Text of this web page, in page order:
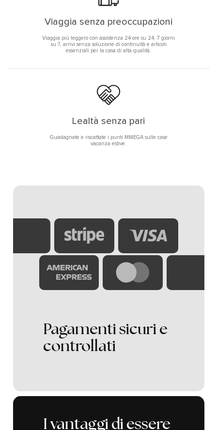
Viaggia senza preoccupazioni
Viaggia più leggero con assistenza 24 ore su 24, 7 giorni
su 7, arrivi senza soluzione di continuità e articoli
essenziali per la casa di alta qualità.
Lealtà senza pari
Guadagnate e riscattate i punti MMEGA sulle case
vacanza estive.
Pagamenti sicuri e
controllati
I vantaggi di essere